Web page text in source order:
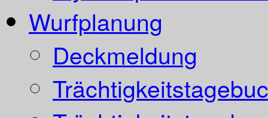
Wurfplanung
Deckmeldung